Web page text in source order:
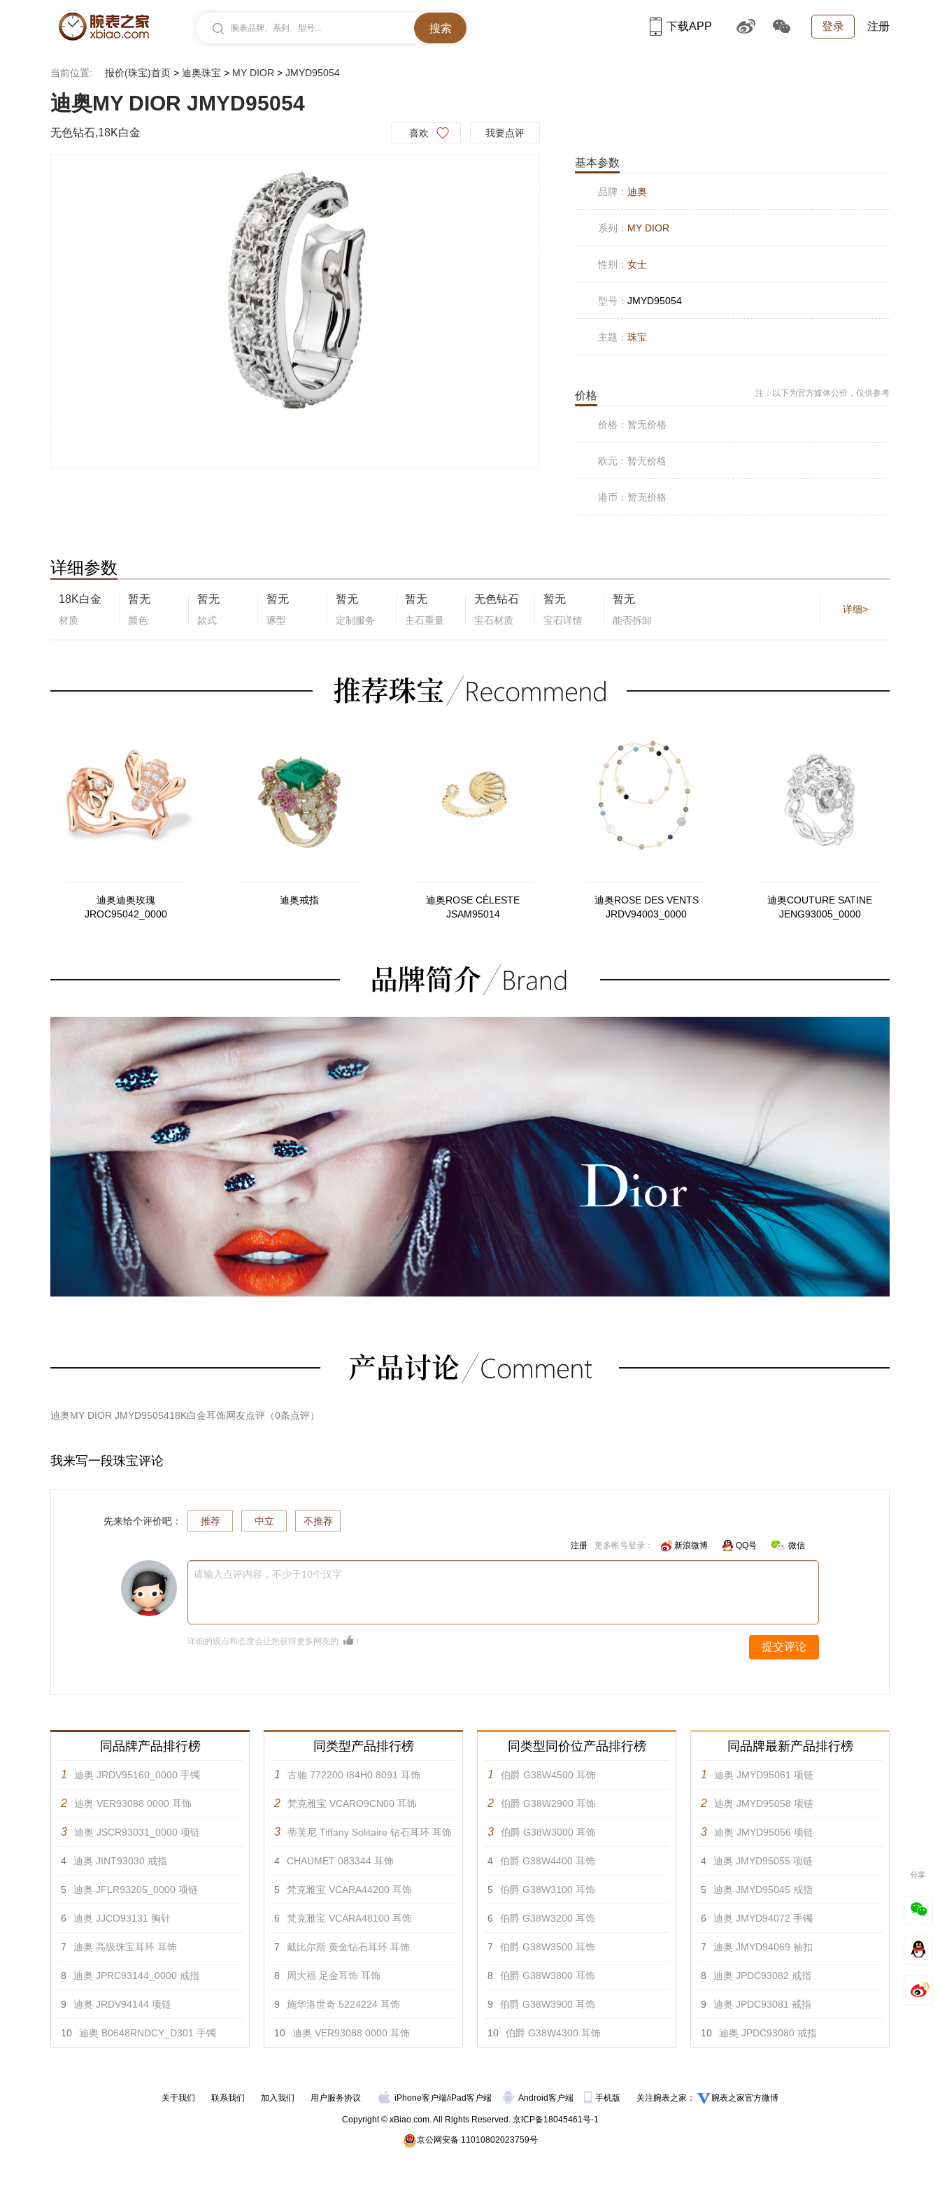
腕表品牌、系列、型号... 登录 注册
下载APP
当前位置: 报价(珠宝)首页 > 迪奥珠宝 > MY DIOR > JMYD95054
迪奥MY DIOR JMYD95054
无色钻石,18K白金 喜欢 我要点评
基本参数
品牌： 迪奥
系列： MY DIOR
性别： 女士
型号： JMYD95054
主题： 珠宝
价格 注：以下为官方媒体公价，仅供参考
价格： 暂无价格
欧元： 暂无价格
港币： 暂无价格
详细参数
18K白金
材质
暂无
颜色
暂无
款式
暂无
琢型
暂无
定制服务
暂无
主石重量
无色钻石
宝石材质
暂无
宝石详情
暂无
能否拆卸
详细>
迪奥迪奥玫瑰
JROC95042_0000
迪奥戒指
迪奥ROSE CÉLESTE
JSAM95014
迪奥ROSE DES VENTS
JRDV94003_0000
迪奥COUTURE SATINE
JENG93005_0000
迪奥MY DIOR JMYD9505418K白金耳饰网友点评（0条点评）
我来写一段珠宝评论
先来给个评价吧： 推荐 中立 不推荐
注册 更多帐号登录： 新浪微博 QQ号 微信
请输入点评内容，不少于10个汉字
详细的观点和态度会让您获得更多网友的 ！ 提交评论
同品牌产品排行榜
1 迪奥 JRDV95160_0000 手镯
2 迪奥 VER93088 0000 耳饰
3 迪奥 JSCR93031_0000 项链
4 迪奥 JINT93030 戒指
5 迪奥 JFLR93205_0000 项链
6 迪奥 JJCO93131 胸针
7 迪奥 高级珠宝耳环 耳饰
8 迪奥 JPRC93144_0000 戒指
9 迪奥 JRDV94144 项链
10 迪奥 B0648RNDCY_D301 手镯
同类型产品排行榜
1 古驰 772200 I84H0 8091 耳饰
2 梵克雅宝 VCARO9CN00 耳饰
3 蒂芙尼 Tiffany Solitaire 钻石耳环 耳饰
4 CHAUMET 083344 耳饰
5 梵克雅宝 VCARA44200 耳饰
6 梵克雅宝 VCARA48100 耳饰
7 戴比尔斯 黄金钻石耳环 耳饰
8 周大福 足金耳饰 耳饰
9 施华洛世奇 5224224 耳饰
10 迪奥 VER93088 0000 耳饰
同类型同价位产品排行榜
1 伯爵 G38W4500 耳饰
2 伯爵 G38W2900 耳饰
3 伯爵 G38W3000 耳饰
4 伯爵 G38W4400 耳饰
5 伯爵 G38W3100 耳饰
6 伯爵 G38W3200 耳饰
7 伯爵 G38W3500 耳饰
8 伯爵 G38W3800 耳饰
9 伯爵 G38W3900 耳饰
10 伯爵 G38W4300 耳饰
同品牌最新产品排行榜
1 迪奥 JMYD95061 项链
2 迪奥 JMYD95058 项链
3 迪奥 JMYD95056 项链
4 迪奥 JMYD95055 项链
5 迪奥 JMYD95045 戒指
6 迪奥 JMYD94072 手镯
7 迪奥 JMYD94069 袖扣
8 迪奥 JPDC93082 戒指
9 迪奥 JPDC93081 戒指
10 迪奥 JPDC93080 戒指
关于我们 联系我们 加入我们 用户服务协议 iPhone客户端/iPad客户端 Android客户端 手机版 关注腕表之家： 腕表之家官方微博
Copyright © xBiao.com. All Rights Reserved. 京ICP备18045461号-1
京公网安备 11010802023759号
分享